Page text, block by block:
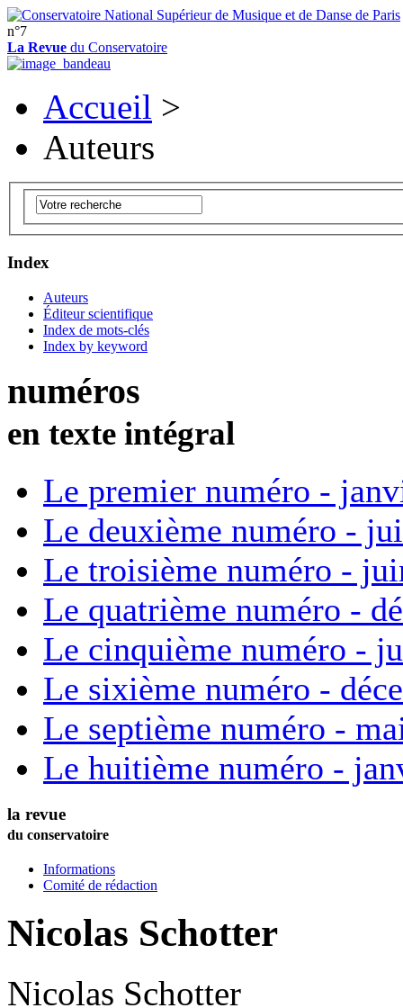
n°7
La Revue du Conservatoire
Accueil >
Auteurs
Index
Auteurs
Éditeur scientifique
Index de mots-clés
Index by keyword
numéros
en texte intégral
Le premier numéro -
Le deuxième numéro -
Le troisième numéro -
Le quatrième numéro -
Le cinquième numéro -
Le sixième numéro -
Le septième numéro -
Le huitième numéro -
la revue
du conservatoire
Informations
Comité de rédaction
Nicolas Schotter
Nicolas Schotter